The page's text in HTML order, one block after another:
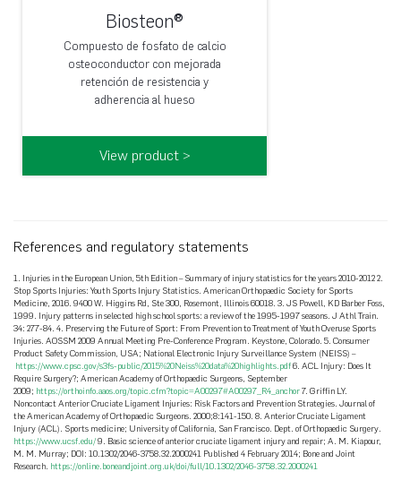
Biosteon®
Compuesto de fosfato de calcio
osteoconductor con mejorada
retención de resistencia y
adherencia al hueso
View product >
References and regulatory statements
1. Injuries in the European Union, 5th Edition – Summary of injury statistics for the years 2010-2012 2.
Stop Sports Injuries: Youth Sports Injury Statistics. American Orthopaedic Society for Sports
Medicine, 2016. 9400 W. Higgins Rd, Ste 300, Rosemont, Illinois 60018. 3. JS Powell, KD Barber Foss,
1999. Injury patterns in selected high school sports: a review of the 1995-1997 seasons. J Athl Train.
34: 277-84. 4. Preserving the Future of Sport: From Prevention to Treatment of Youth Overuse Sports
Injuries. AOSSM 2009 Annual Meeting Pre-Conference Program. Keystone, Colorado. 5. Consumer
Product Safety Commission, USA; National Electronic Injury Surveillance System (NEISS) –
https://www.cpsc.gov/s3fs-public/2015%20Neiss%20data%20highlights.pdf6. ACL Injury: Does It
Require Surgery?; American Academy of Orthopaedic Surgeons, September
2009; https://orthoinfo.aaos.org/topic.cfm?topic=A00297#A00297_R4_anchor7. Griffin LY.
Noncontact Anterior Cruciate Ligament Injuries: Risk Factors and Prevention Strategies. Journal of
the American Academy of Orthopaedic Surgeons. 2000;8:141-150. 8. Anterior Cruciate Ligament
Injury (ACL). Sports medicine; University of California, San Francisco. Dept. of Orthopaedic Surgery.
https://www.ucsf.edu/9. Basic science of anterior cruciate ligament injury and repair; A. M. Kiapour,
M. M. Murray; DOI: 10.1302/2046-3758.32.2000241 Published 4 February 2014; Bone and Joint
Research. https://online.boneandjoint.org.uk/doi/full/10.1302/2046-3758.32.2000241